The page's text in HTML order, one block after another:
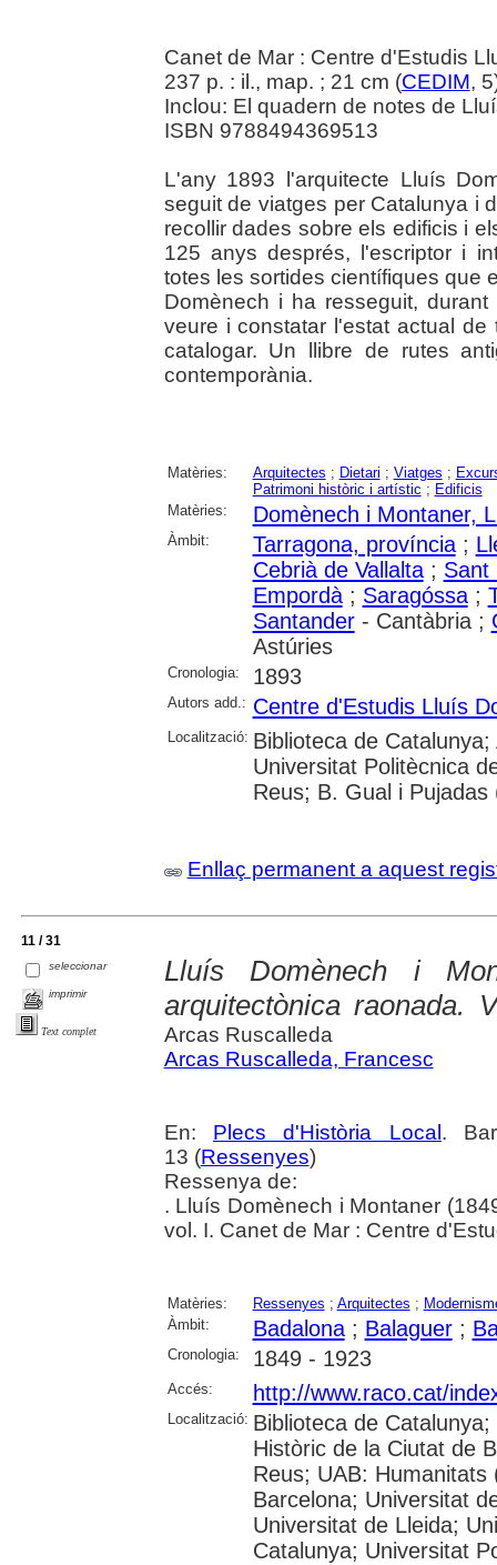
Canet de Mar : Centre d'Estudis
237 p. : il., map. ; 21 cm (CEDIM,
Inclou: El quadern de notes de
ISBN 9788494369513
L'any 1893 l'arquitecte Lluís
seguit de viatges per Catalunya i
recollir dades sobre els edificis i
125 anys després, l'escriptor i
totes les sortides científiques que
Domènech i ha resseguit,
veure i constatar l'estat actual
catalogar. Un llibre de rutes
contemporània.
Matèries: Arquitectes ; Dietari ; Viatges ;
Patrimoni històric i artístic ; Edificis
Matèries:
Domènech i Montaner,
Àmbit: Tarragona, província;
Cebrià de Vallalta; Sant
Empordà; Saragóssa;
Santander- Cantàbria ;
Astúries
Cronologia: 1893
Autors add.: Centre d'Estudis Lluís
Localització: Biblioteca de
Universitat Politècnica
Reus; B. Gual i
Enllaç permanent a aquest
11 / 31
seleccionar
imprimir
Text complet
Lluís Domènech i
arquitectònica raonada.
Arcas Ruscalleda
Arcas Ruscalleda, Francesc
En: Plecs d'Història Local .
13 (Ressenyes)
Ressenya de:
. Lluís Domènech i Montaner
vol. I. Canet de Mar : Centre
Matèries: Ressenyes ; Arquitectes ;
Àmbit:
Badalona; Balaguer;
Cronologia: 1849 - 1923
Accés: http://www.raco.cat/
Localització: Biblioteca de
Històric de la Ciutat de
Reus; UAB:
Barcelona; Universitat
Universitat de Lleida;
Catalunya; Universitat